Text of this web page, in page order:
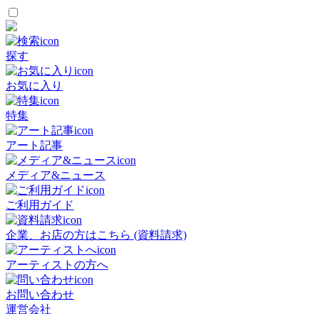
探す
お気に入り
特集
アート記事
メディア&ニュース
ご利用ガイド
企業、お店の方はこちら (資料請求)
アーティストの方へ
お問い合わせ
運営会社